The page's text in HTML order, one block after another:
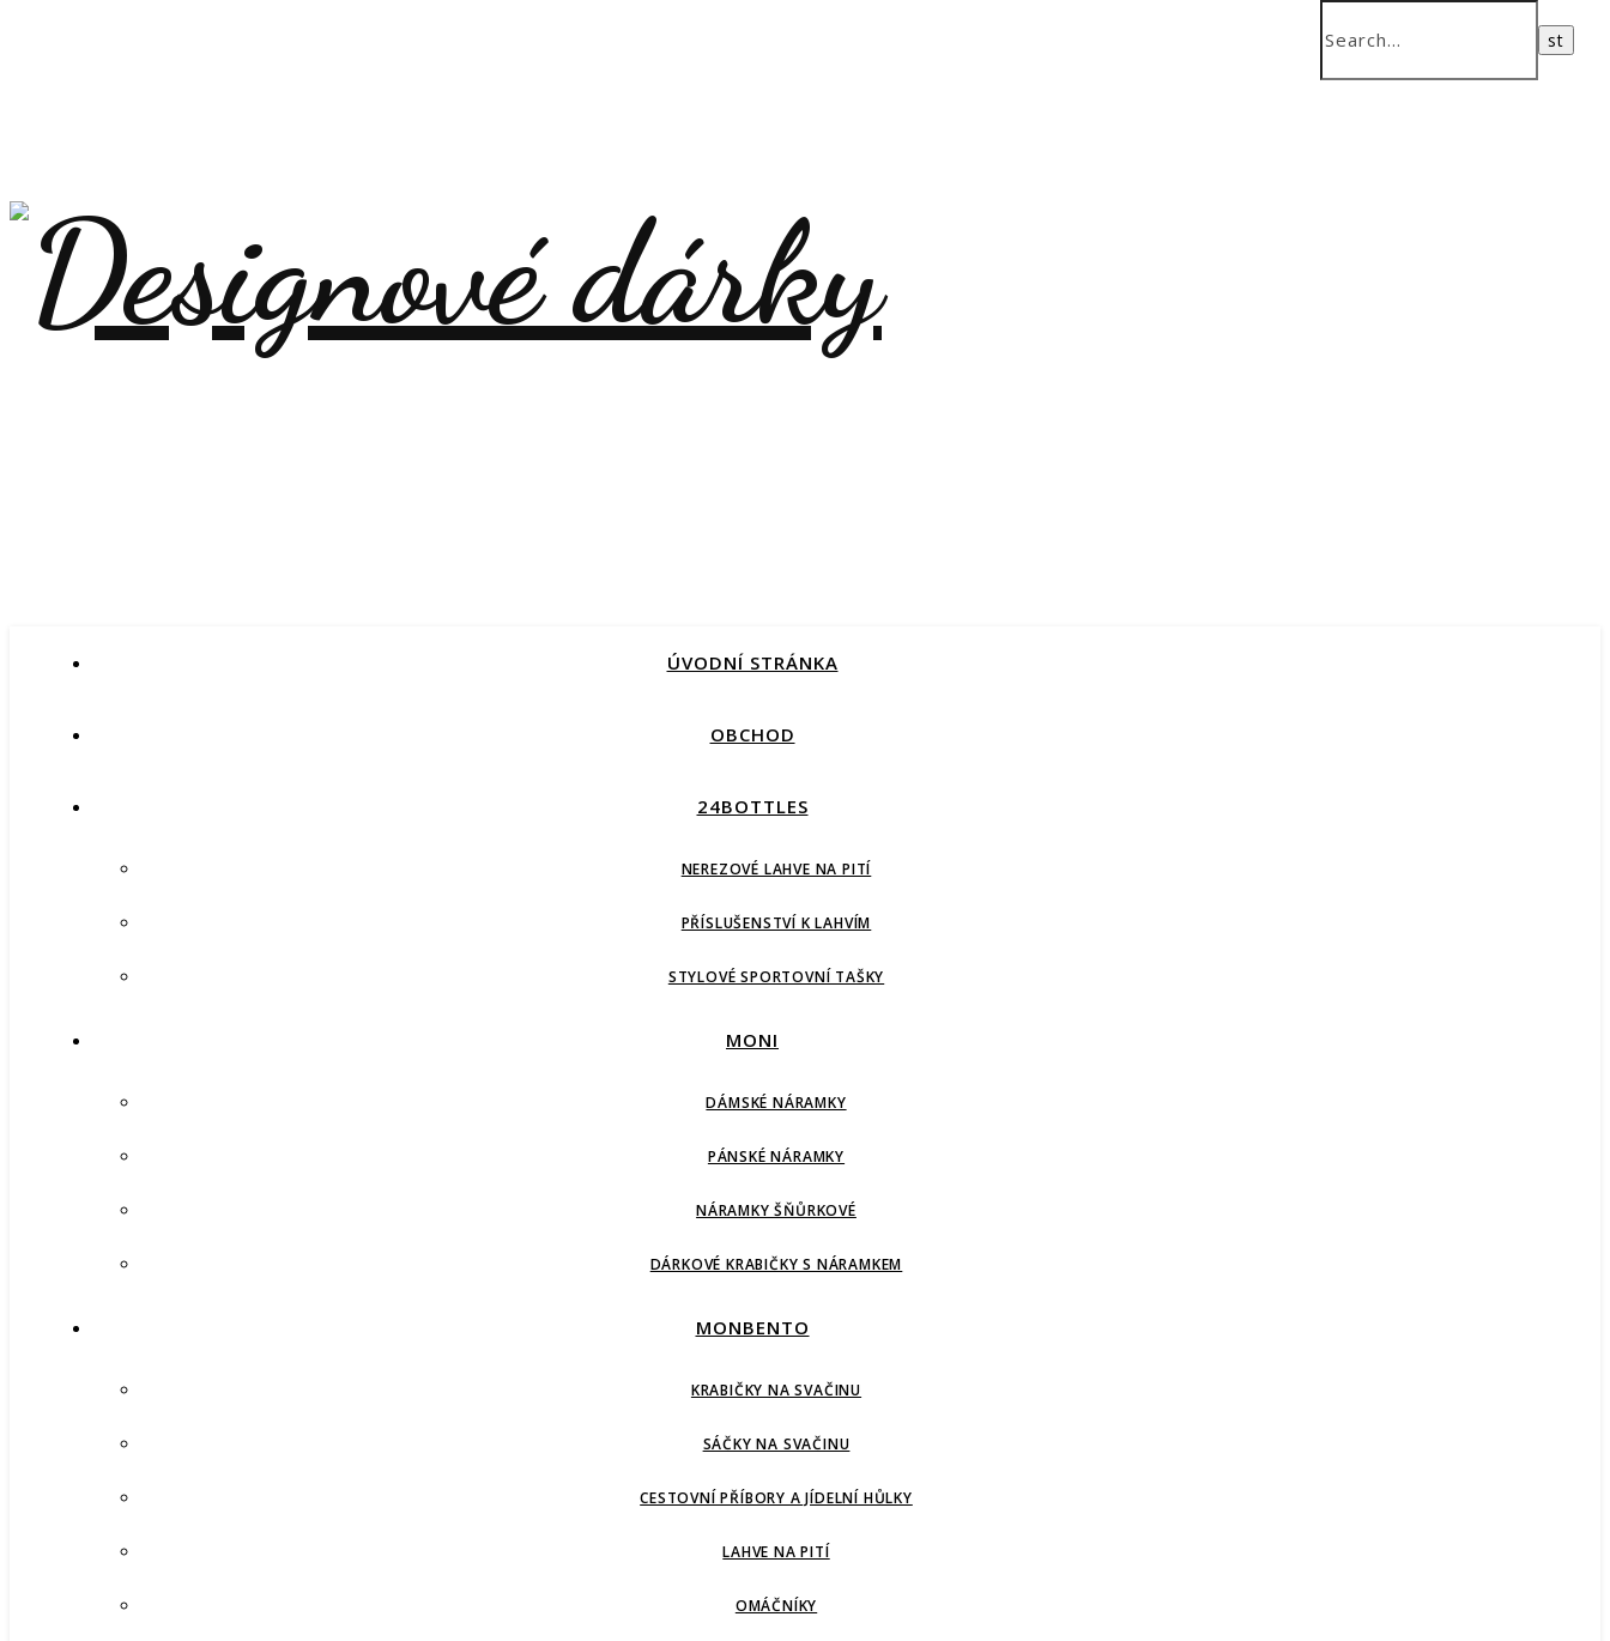
ÚVODNÍ STRÁNKA
OBCHOD
24BOTTLES
NEREZOVÉ LAHVE NA PITÍ
PŘÍSLUŠENSTVÍ K LAHVÍM
STYLOVÉ SPORTOVNÍ TAŠKY
MONI
DÁMSKÉ NÁRAMKY
PÁNSKÉ NÁRAMKY
NÁRAMKY ŠŇŮRKOVÉ
DÁRKOVÉ KRABIČKY S NÁRAMKEM
MONBENTO
KRABIČKY NA SVAČINU
SÁČKY NA SVAČINU
CESTOVNÍ PŘÍBORY A JÍDELNÍ HŮLKY
LAHVE NA PITÍ
OMÁČNÍKY